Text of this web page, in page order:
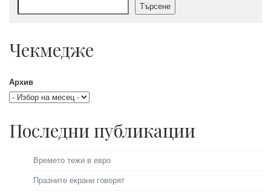
Търсене
Чекмедже
Архив
Последни публикации
Времето тежи в евро
Празните екрани говорят